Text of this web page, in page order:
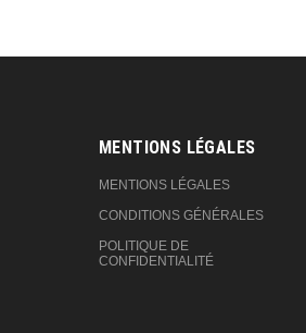
MENTIONS LÉGALES
MENTIONS LÉGALES
CONDITIONS GÉNÉRALES
POLITIQUE DE
CONFIDENTIALITÉ